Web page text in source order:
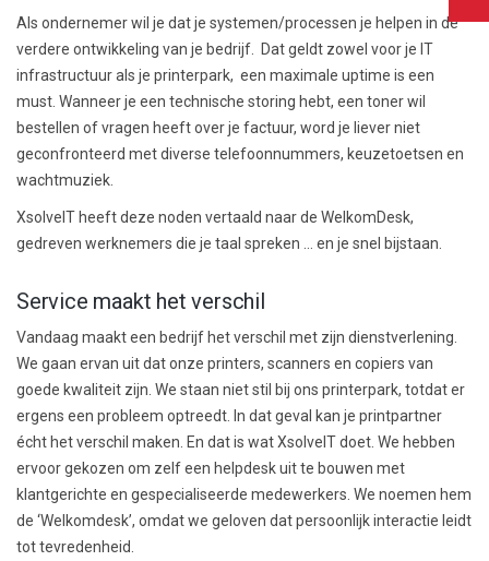
Als ondernemer wil je dat je systemen/processen je helpen in de
verdere ontwikkeling van je bedrijf. Dat geldt zowel voor je IT
infrastructuur als je printerpark, een maximale uptime is een
must. Wanneer je een technische storing hebt, een toner wil
bestellen of vragen heeft over je factuur, word je liever niet
geconfronteerd met diverse telefoonnummers, keuzetoetsen en
wachtmuziek.
XsolveIT heeft deze noden vertaald naar de WelkomDesk,
gedreven werknemers die je taal spreken … en je snel bijstaan.
Service maakt het verschil
Vandaag maakt een bedrijf het verschil met zijn dienstverlening.
We gaan ervan uit dat onze printers, scanners en copiers van
goede kwaliteit zijn. We staan niet stil bij ons printerpark, totdat er
ergens een probleem optreedt. In dat geval kan je printpartner
écht het verschil maken. En dat is wat XsolveIT doet. We hebben
ervoor gekozen om zelf een helpdesk uit te bouwen met
klantgerichte en gespecialiseerde medewerkers. We noemen hem
de ‘Welkomdesk’, omdat we geloven dat persoonlijk interactie leidt
tot tevredenheid.